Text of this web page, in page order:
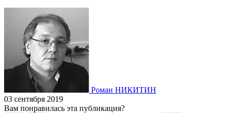
Роман НИКИТИН
03 сентября 2019
Вам понравилась эта публикация?